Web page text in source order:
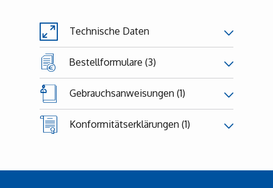
Technische Daten
Bestellformulare (3)
Gebrauchsanweisungen (1)
Konformitätserklärungen (1)